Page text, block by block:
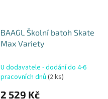
BAAGL Školní batoh Skate
Max Variety
U dodavatele - dodání do 4-6
pracovních dnů (2 ks)
2 529 Kč